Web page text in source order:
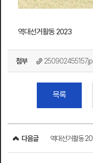
역대선거활동 2023
첨부
목록
다음글 역대선거활동